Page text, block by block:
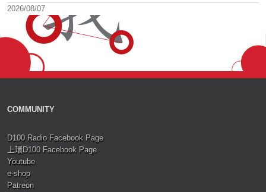
2026/08/07
COMMUNITY
D100 Radio Facebook Page
上環D100 Facebook Page
Youtube
e-shop
Patreon